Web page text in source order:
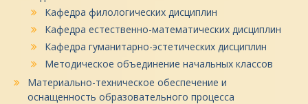
Кафедра филологических дисциплин
Кафедра естественно-математических дисциплин
Кафедра гуманитарно-эстетических дисциплин
Методическое объединение начальных классов
Материально-техническое обеспечение и
оснащенность образовательного процесса